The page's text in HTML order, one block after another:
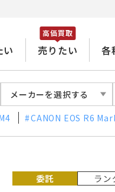
い 売りたい
高価買取
各
メーカーを選択する
CANON EOS R6